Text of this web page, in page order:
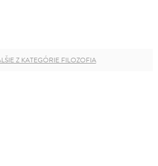
Z KATEGÓRIE FILOZOFIA